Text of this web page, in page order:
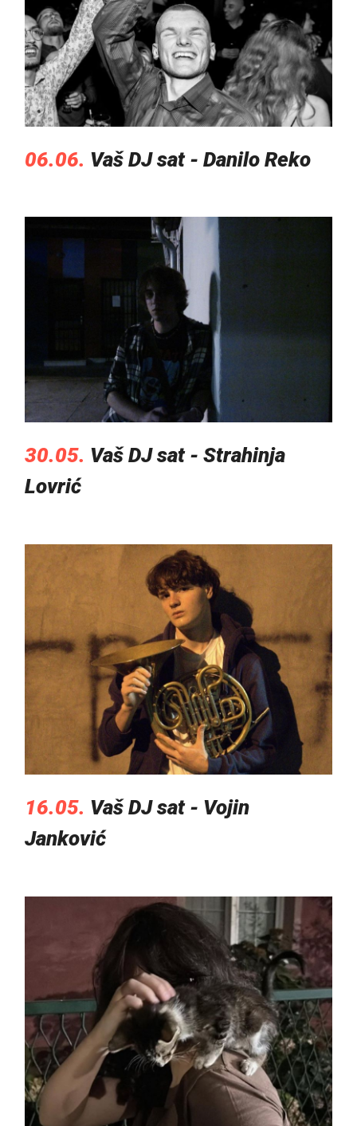
06.06. Vaš DJ sat - Danilo Reko
30.05. Vaš DJ sat - Strahinja
Lovrić
16.05. Vaš DJ sat - Vojin
Janković